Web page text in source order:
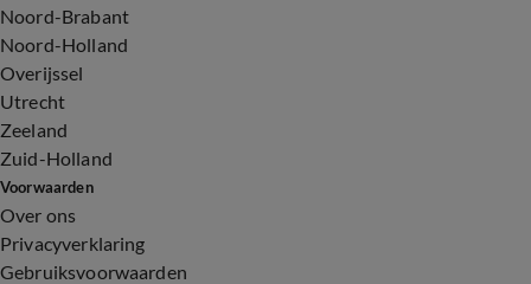
Noord-Brabant
Noord-Holland
Overijssel
Utrecht
Zeeland
Zuid-Holland
Voorwaarden
Over ons
Privacyverklaring
Gebruiksvoorwaarden